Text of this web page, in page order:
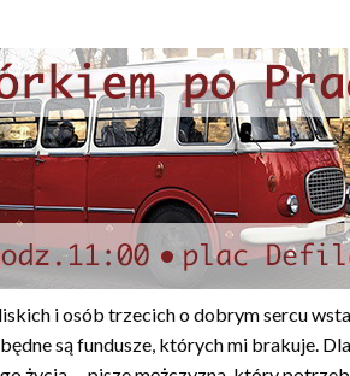
i osób trzecich o dobrym sercu
są fundusze, których mi brakuje.